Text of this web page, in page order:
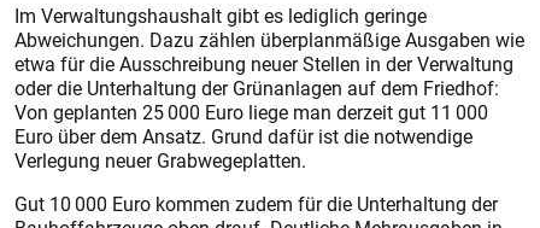
Im Verwaltungshaushalt gibt es lediglich geringe
Abweichungen. Dazu zählen überplanmäßige Ausgaben wie
etwa für die Ausschreibung neuer Stellen in der Verwaltung
oder die Unterhaltung der Grünanlagen auf dem Friedhof:
Von geplanten 25 000 Euro liege man derzeit gut 11 000
Euro über dem Ansatz. Grund dafür ist die notwendige
Verlegung neuer Grabwegeplatten.
Gut 10 000 Euro kommen zudem für die Unterhaltung der